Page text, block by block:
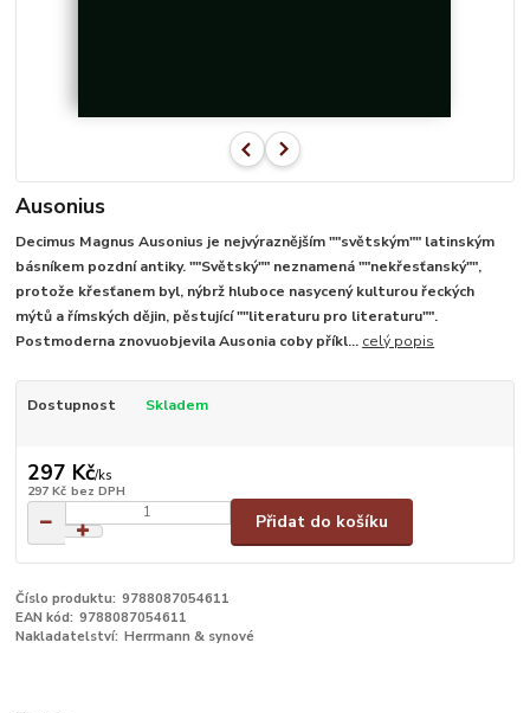
Ausonius
Decimus Magnus Ausonius je nejvýraznějším ""světským"" latinským
básníkem pozdní antiky. ""Světský"" neznamená ""nekřesťanský"",
protože křesťanem byl, nýbrž hluboce nasycený kulturou řeckých
mýtů a římských dějin, pěstující ""literaturu pro literaturu"".
Postmoderna znovuobjevila Ausonia coby příkl... celý popis
Dostupnost Skladem
297 Kč/ks
297 Kč bez DPH
Přidat do košíku
Číslo produktu: 9788087054611
EAN kód: 9788087054611
Nakladatelství: Herrmann & synové